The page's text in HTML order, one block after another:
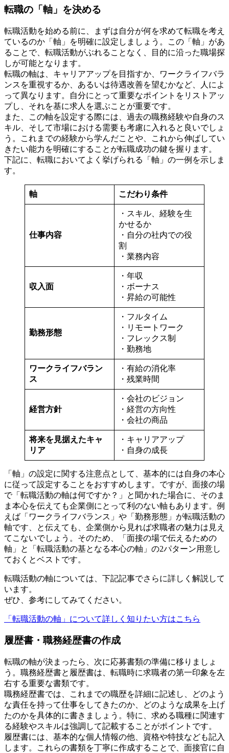
転職の「軸」を決める
転職活動を始める前に、まずは自分が何を求めて転職を考え
ているのか「軸」を明確に設定しましょう。この「軸」があ
ることで、転職活動がぶれることなく、目的に沿った職場探
しが可能となります。
転職の軸は、キャリアアップを目指すか、ワークライフバラ
ンスを重視するか、あるいは待遇改善を望むかなど、人によ
って異なります。自分にとって重要なポイントをリストアッ
プし、それを基に求人を選ぶことが重要です。
また、この軸を設定する際には、過去の職務経験や自身のス
キル、そして市場における需要も考慮に入れると良いでしょ
う。これまでの経験から学んだことや、これから伸ばしてい
きたい能力を明確にすることが転職成功の鍵を握ります。
下記に、転職においてよく挙げられる「軸」の一例を示しま
す。
軸 こだわり条件
仕事内容
・スキル、経験を生
かせるか
・自分の社内での役
割
・業務内容
収入面
・年収
・ボーナス
・昇給の可能性
勤務形態
・フルタイム
・リモートワーク
・フレックス制
・勤務地
ワークライフバラン
ス
・有給の消化率
・残業時間
経営方針
・会社のビジョン
・経営の方向性
・会社の商品
将来を見据えたキャ
リア
・キャリアアップ
・自身の成長
「軸」の設定に関する注意点として、基本的には自身の本心
に従って設定することをおすすめします。ですが、面接の場
で「転職活動の軸は何ですか？」と聞かれた場合に、そのま
ま本心を伝えても企業側にとって利のない軸もあります。例
えば「ワークライフバランス」や「勤務形態」が転職活動の
軸です、と伝えても、企業側から見れば求職者の魅力は見え
てこないでしょう。そのため、「面接の場で伝えるための
軸」と「転職活動の基となる本心の軸」の2パターン用意し
ておくとベストです。
転職活動の軸については、下記記事でさらに詳しく解説して
います。
ぜひ、参考にしてみてください。
「転職活動の軸」について詳しく知りたい方はこちら
履歴書・職務経歴書の作成
転職の軸が決まったら、次に応募書類の準備に移りましょ
う。職務経歴書と履歴書は、転職時に求職者の第一印象を左
右する重要な書類です。
職務経歴書では、これまでの職歴を詳細に記述し、どのよう
な責任を持って仕事をしてきたのか、どのような成果を上げ
たのかを具体的に書きましょう。特に、求める職種に関連す
る経験やスキルは強調して記載することがポイントです。
履歴書には、基本的な個人情報の他、資格や特技なども記入
します。これらの書類を丁寧に作成することで、面接官に自